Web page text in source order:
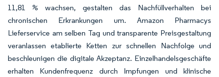
11,81 % wachsen, gestalten das Nachfüllverhalten bei
chronischen Erkrankungen um. Amazon Pharmacys
Lieferservice am selben Tag und transparente Preisgestaltung
veranlassen etablierte Ketten zur schnellen Nachfolge und
beschleunigen die digitale Akzeptanz. Einzelhandelsgeschäfte
erhalten Kundenfrequenz durch Impfungen und klinische